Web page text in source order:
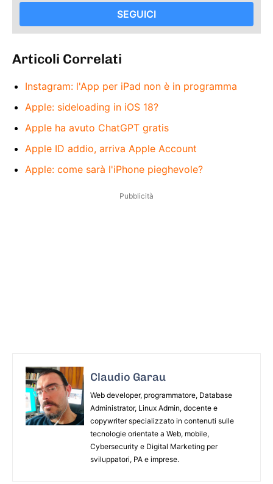
SEGUICI
Articoli Correlati
Instagram: l'App per iPad non è in programma
Apple: sideloading in iOS 18?
Apple ha avuto ChatGPT gratis
Apple ID addio, arriva Apple Account
Apple: come sarà l'iPhone pieghevole?
Pubblicità
Claudio Garau
Web developer, programmatore, Database
Administrator, Linux Admin, docente e
copywriter specializzato in contenuti sulle
tecnologie orientate a Web, mobile,
Cybersecurity e Digital Marketing per
sviluppatori, PA e imprese.